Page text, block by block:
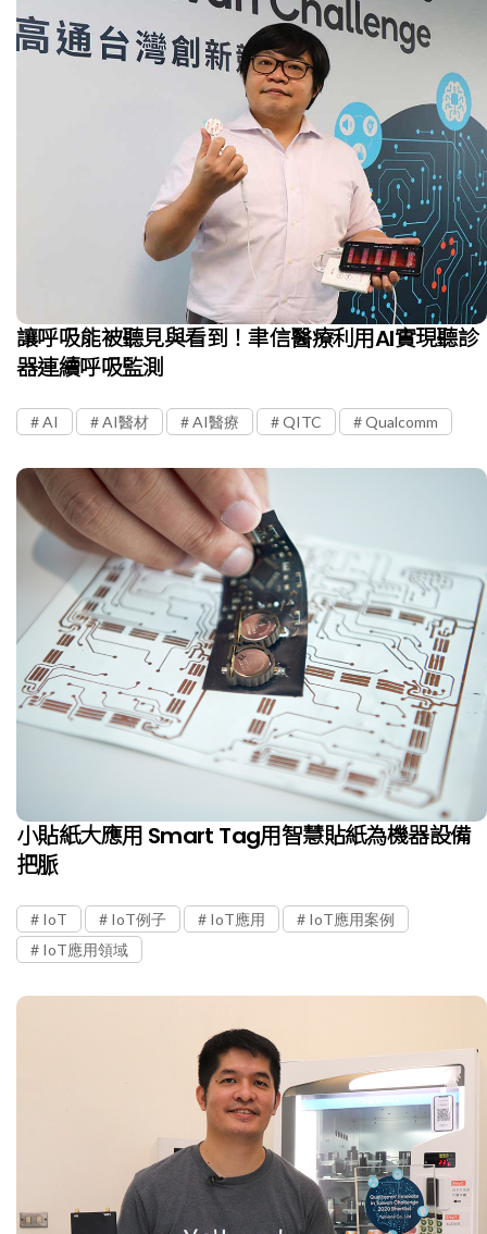
讓呼吸能被聽見與看到！聿信醫療利用AI實現聽診
器連續呼吸監測
AI AI醫材 AI醫療 QITC Qualcomm
小貼紙大應用 Smart Tag用智慧貼紙為機器設備
把脈
IoT IoT例子 IoT應用
IoT應用案例
IoT應用領域